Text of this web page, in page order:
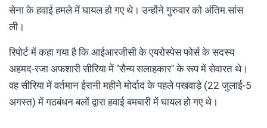
सेना के हवाई हमले में घायल हो गए थे। उन्होंने गुरुवार को अंतिम सांस
ली।
रिपोर्ट में कहा गया है कि आईआरजीसी के एयरोस्पेस फोर्स के सदस्य
अहमद-रजा अफशारी सीरिया में "सैन्य सलाहकार" के रूप में सेवारत थे।
वह सीरिया में वर्तमान ईरानी महीने मोर्दाद के पहले पखवाड़े (22 जुलाई-5
अगस्त) में गठबंधन बलों द्वारा हवाई बमबारी में घायल हो गए थे।